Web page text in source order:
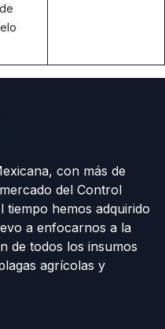
con más de
del Control
tiempo hemos adquirido
a enfocarnos a la
de todos los insumos
agrícolas y